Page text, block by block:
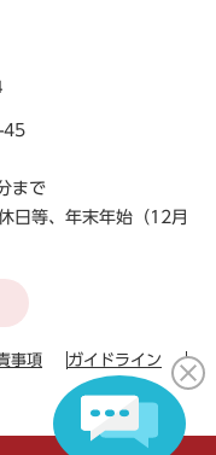
45
まで
日等、年末年始（12月
事項
ガイドライン